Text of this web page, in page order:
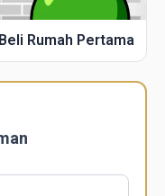
Rumah Pertama